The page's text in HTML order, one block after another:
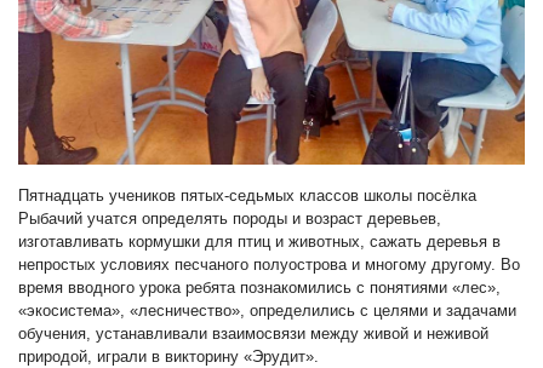
Пятнадцать учеников пятых-седьмых классов школы посёлка
Рыбачий учатся определять породы и возраст деревьев,
изготавливать кормушки для птиц и животных, сажать деревья в
непростых условиях песчаного полуострова и многому другому. Во
время вводного урока ребята познакомились с понятиями «лес»,
«экосистема», «лесничество», определились с целями и задачами
обучения, устанавливали взаимосвязи между живой и неживой
природой, играли в викторину «Эрудит».